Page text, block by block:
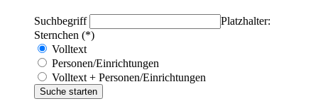
Suchbegriff
Platzhalter:
Sternchen (*)
Volltext
Personen/Einrichtungen
Volltext + Personen/Einrichtungen